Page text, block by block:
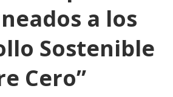
a los
Sostenible
Cero”